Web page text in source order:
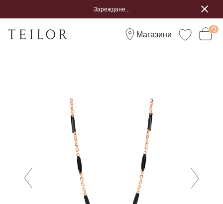
Зареждане...
Магазини